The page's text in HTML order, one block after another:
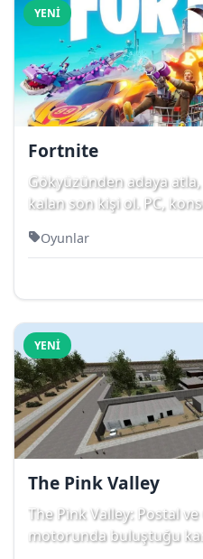
YENI
Fortnite
Gökyüzünden adaya atla,
kalan son kişi ol. PC,
Oyunlar
YENI
The Pink Valley
The Pink Valley: Postal
motorunda buluştuğu